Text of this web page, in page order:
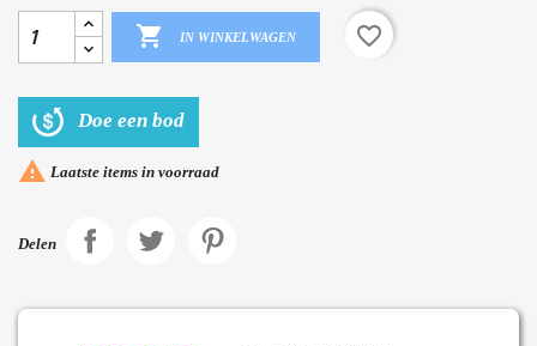
 IN WINKELWAGEN favorite_border
Doe een bod
 Laatste items in voorraad
Delen